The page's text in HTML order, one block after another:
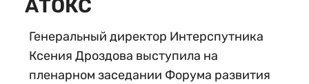
АТОКС
Генеральный директор Интерспутника
Ксения Дроздова выступила на
пленарном заседании Форума развития